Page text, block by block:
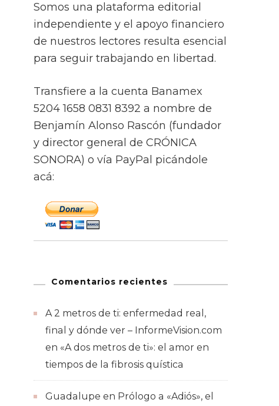
Somos una plataforma editorial
independiente y el apoyo financiero
de nuestros lectores resulta esencial
para seguir trabajando en libertad.
Transfiere a la cuenta Banamex
5204 1658 0831 8392 a nombre de
Benjamín Alonso Rascón (fundador
y director general de CRÓNICA
SONORA) o vía PayPal picándole
acá:
Comentarios recientes
A 2 metros de ti: enfermedad real,
final y dónde ver – InformeVision.com
en «A dos metros de ti»: el amor en
tiempos de la fibrosis quística
Guadalupe en Prólogo a «Adiós», el